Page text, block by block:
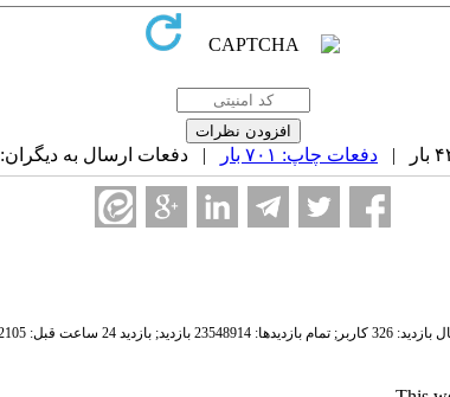
دفعات چاپ: ۷۰۱ بار | دفعات ارسال به دیگران: ۰ بار |
326 کاربر; تمام بازدید‌ها: 23548914 بازدید; بازدید 24 ساعت قبل: 12105 بازدید